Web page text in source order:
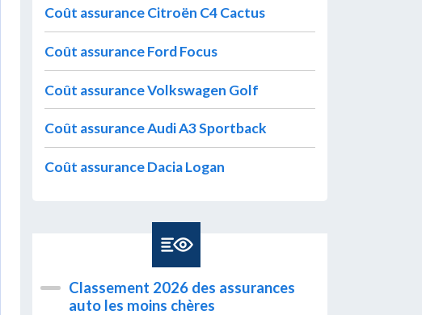
Coût assurance Citroën C4 Cactus
Coût assurance Ford Focus
Coût assurance Volkswagen Golf
Coût assurance Audi A3 Sportback
Coût assurance Dacia Logan
Classement 2026 des assurances
auto les moins chères